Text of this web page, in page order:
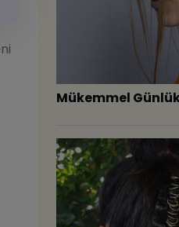
Mükemmel